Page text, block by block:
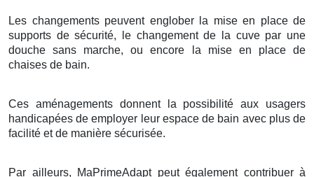
Les changements peuvent englober la mise en place de
supports de sécurité, le changement de la cuve par une
douche sans marche, ou encore la mise en place de
chaises de bain.
Ces aménagements donnent la possibilité aux usagers
handicapées de employer leur espace de bain avec plus de
facilité et de manière sécurisée.
Par ailleurs, MaPrimeAdapt peut également contribuer à